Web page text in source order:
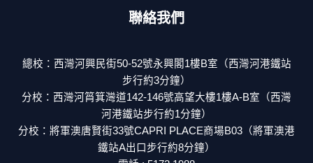
聯絡我們
總校：西灣河興民街50-52號永興閣1樓B室（西灣河港鐵站
步行約3分鐘）
分校：西灣河筲箕灣道142-146號高望大樓1樓A-B室（西灣
河港鐵站步行約1分鐘）
分校：將軍澳唐賢街33號CAPRI PLACE商場B03（將軍澳港
鐵站A出口步行約8分鐘）